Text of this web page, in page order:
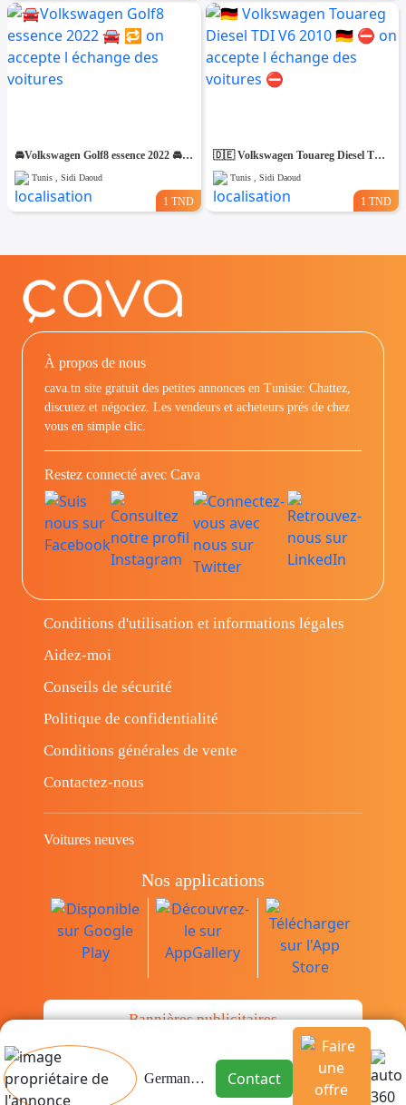
🚘Volkswagen Golf8 essence 2022 🚘 🔁 on accepte l échange des voitures
Tunis , Sidi Daoud
1 TND
🇩🇪 Volkswagen Touareg Diesel TDI V6 2010 🇩🇪 ⛔️ on accepte l échange des voitures ⛔️
Tunis , Sidi Daoud
1 TND
German Drive Parts
Contact
À propos de nous
cava.tn site gratuit des petites annonces en Tunisie: Chattez,
discutez et négociez. Les vendeurs et acheteurs prés de chez
vous en simple clic.
Restez connecté avec Cava
Conditions d'utilisation et informations légales
Aidez-moi
Conseils de sécurité
Politique de confidentialité
Conditions générales de vente
Contactez-nous
Voitures neuves
Nos applications
Bannières publicitaires
© Copyright 2014-2026 Cava.tn Limited Tous